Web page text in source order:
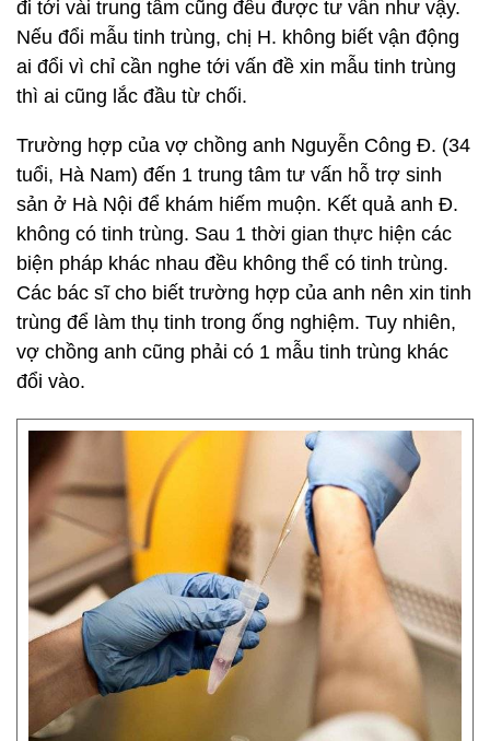
đi tới vài trung tâm cũng đều được tư vấn như vậy.
Nếu đổi mẫu tinh trùng, chị H. không biết vận động
ai đổi vì chỉ cần nghe tới vấn đề xin mẫu tinh trùng
thì ai cũng lắc đầu từ chối.
Trường hợp của vợ chồng anh Nguyễn Công Đ. (34
tuổi, Hà Nam) đến 1 trung tâm tư vấn hỗ trợ sinh
sản ở Hà Nội để khám hiếm muộn. Kết quả anh Đ.
không có tinh trùng. Sau 1 thời gian thực hiện các
biện pháp khác nhau đều không thể có tinh trùng.
Các bác sĩ cho biết trường hợp của anh nên xin tinh
trùng để làm thụ tinh trong ống nghiệm. Tuy nhiên,
vợ chồng anh cũng phải có 1 mẫu tinh trùng khác
đổi vào.